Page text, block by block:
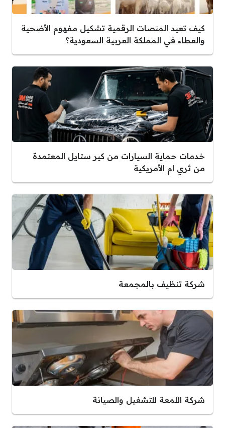
كيف تعيد المنصات الرقمية تشكيل مفهوم الأضحية
والعطاء في المملكة العربية السعودية؟
خدمات حماية السيارات من كير ستايل المعتمدة
من ثري ام الأمريكية
شركة تنظيف بالمجمعة
شركة اللمعة للتشغيل والصيانة